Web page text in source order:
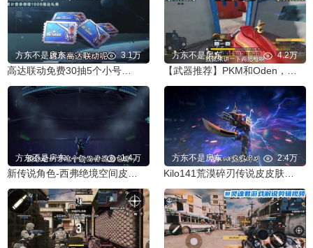
方东不是房东 3.1万 方东不是房东 4.2万
方东不是房东 1.4万 方东不是房东 2.4万